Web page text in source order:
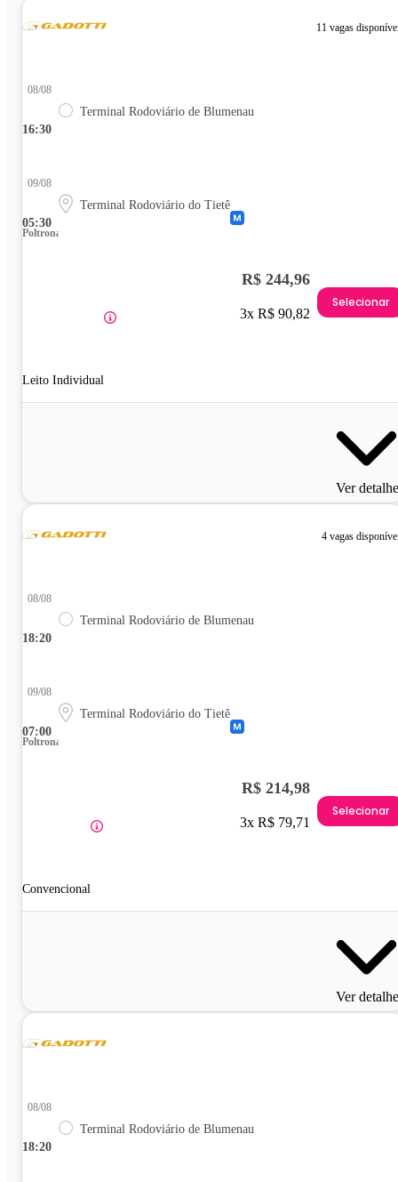
11 vagas
16:30
08/08
Terminal Rodoviário de Blumenau
05:30
09/08
Terminal Rodoviário do Tietê
Poltrona
Leito Individual
R$ 244,96
3x R$ 90,82
Selecionar
Ver
4 vagas
18:20
08/08
Terminal Rodoviário de Blumenau
07:00
09/08
Terminal Rodoviário do Tietê
Poltrona
Convencional
R$ 214,98
3x R$ 79,71
Selecionar
Ver
18:20
08/08
Terminal Rodoviário de Blumenau